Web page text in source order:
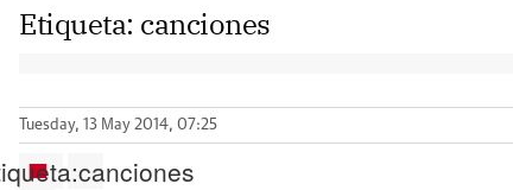
Etiqueta: canciones
Tuesday, 13 May 2014, 07:25
canciones